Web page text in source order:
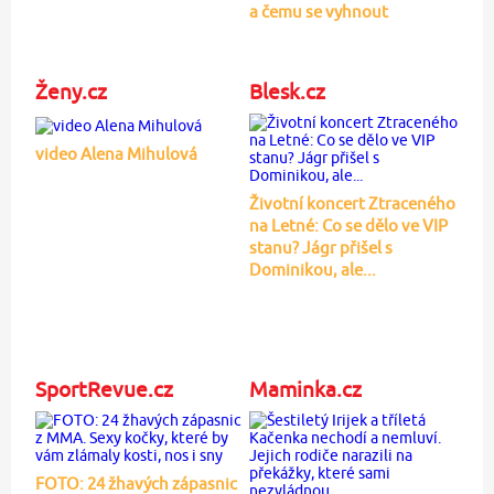
a čemu se vyhnout
Ženy.cz
video Alena Mihulová
Blesk.cz
Životní koncert Ztraceného
na Letné: Co se dělo ve VIP
stanu? Jágr přišel s
Dominikou, ale...
SportRevue.cz
FOTO: 24 žhavých zápasnic
Maminka.cz